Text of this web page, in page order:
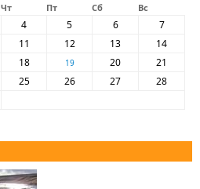
Чт Пт Сб Вс
4 5 6
7
11 12 13
14
18 19 20
21
25 26 27 28